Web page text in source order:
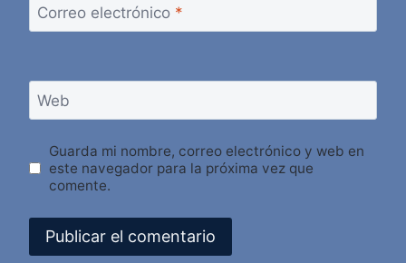
Correo electrónico *
Web
Guarda mi nombre, correo electrónico y web en
este navegador para la próxima vez que
comente.